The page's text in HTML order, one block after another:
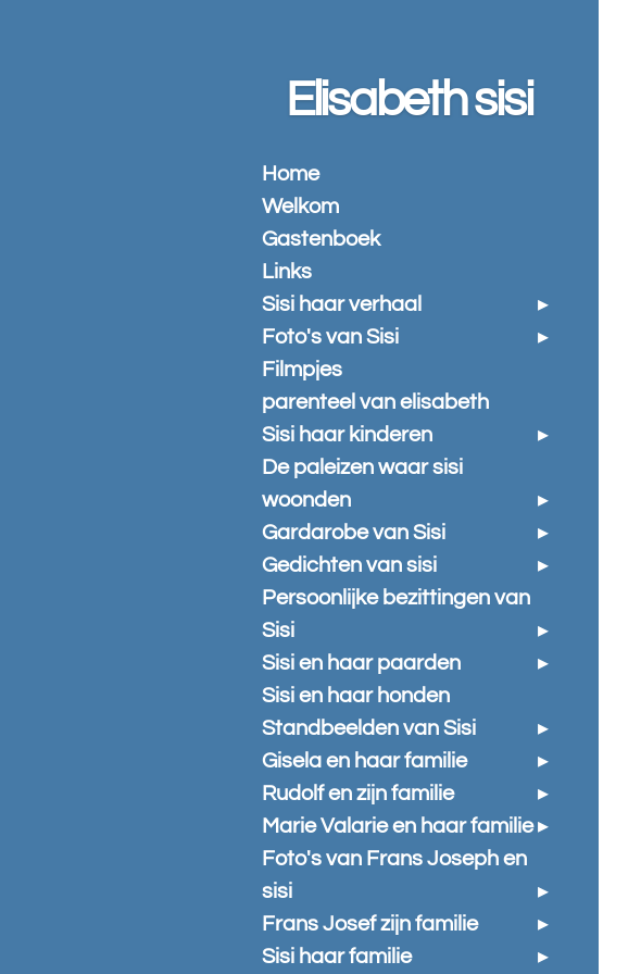
Elisabeth sisi
Home
Welkom
Gastenboek
Links
Sisi haar verhaal
Foto's van Sisi
Filmpjes
parenteel van elisabeth
Sisi haar kinderen
De paleizen waar sisi
woonden
Gardarobe van Sisi
Gedichten van sisi
Persoonlijke bezittingen van
Sisi
Sisi en haar paarden
Sisi en haar honden
Standbeelden van Sisi
Gisela en haar familie
Rudolf en zijn familie
Marie Valarie en haar familie
Foto's van Frans Joseph en
sisi
Frans Josef zijn familie
Sisi haar familie